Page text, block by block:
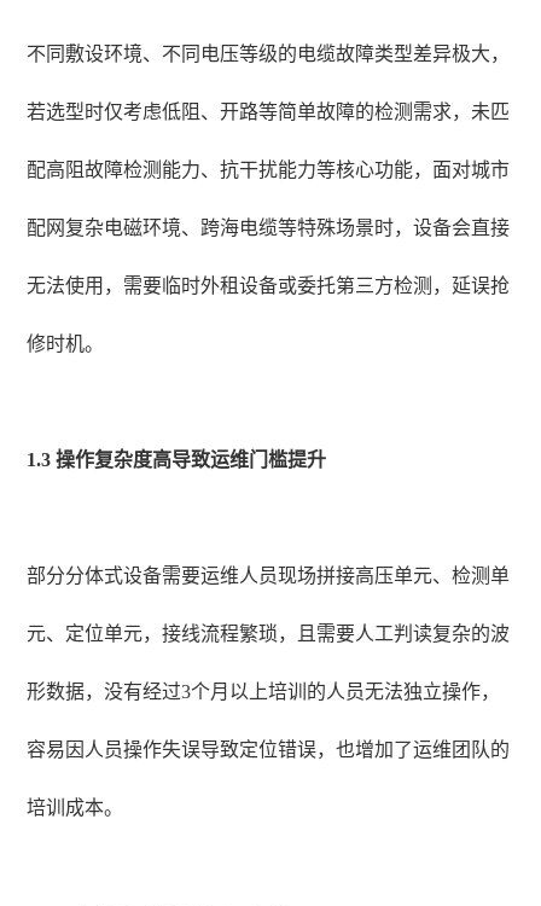
不同敷设环境、不同电压等级的电缆故障类型差异极大，
若选型时仅考虑低阻、开路等简单故障的检测需求，未匹
配高阻故障检测能力、抗干扰能力等核心功能，面对城市
配网复杂电磁环境、跨海电缆等特殊场景时，设备会直接
无法使用，需要临时外租设备或委托第三方检测，延误抢
修时机。
1.3 操作复杂度高导致运维门槛提升
部分分体式设备需要运维人员现场拼接高压单元、检测单
元、定位单元，接线流程繁琐，且需要人工判读复杂的波
形数据，没有经过3个月以上培训的人员无法独立操作，
容易因人员操作失误导致定位错误，也增加了运维团队的
培训成本。